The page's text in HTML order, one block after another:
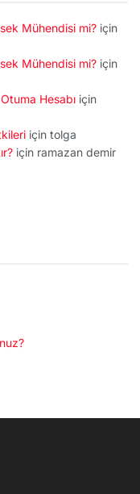
Mühendisi mi? için
Mühendisi mi? için
Hesabı için
için tolga
için ramazan demir